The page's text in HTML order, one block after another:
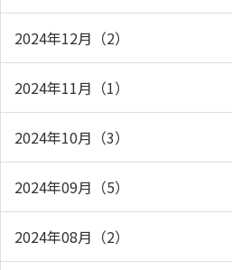
2024年12月（2）
2024年11月（1）
2024年10月（3）
2024年09月（5）
2024年08月（2）